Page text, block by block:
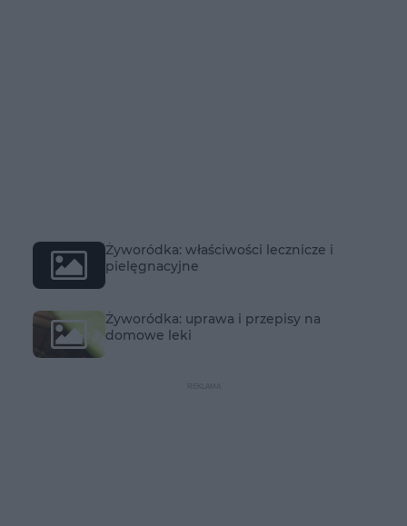
Żyworódka: właściwości lecznicze i
pielęgnacyjne
Żyworódka: uprawa i przepisy na
domowe leki